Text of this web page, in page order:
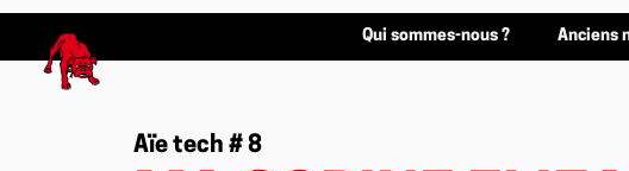
Qui sommes-nous ? Anciens
Aïe tech # 8